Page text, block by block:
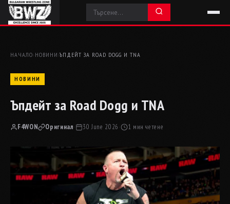
НАЧАЛО› НОВИНИ ›ЪПДЕЙТ ЗА ROAD DOGG И TNA
НОВИНИ
Ъпдейт за Road Dogg и TNA
F4WON Оригинал· 30 June 2026· 1 мин четене